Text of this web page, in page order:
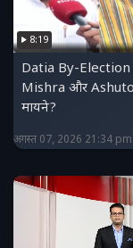
8:19
Datia By-Election
Mishra और
मायने?
अगस्त 07, 2026 21:34